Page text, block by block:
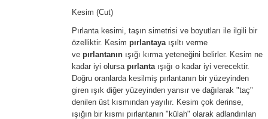
Kesim (Cut)
Pırlanta kesimi, taşın simetrisi ve boyutları ile ilgili bir
özelliktir. Kesim pırlantaya ışıltı verme
ve pırlantanın ışığı kırma yeteneğini belirler. Kesim ne
kadar iyi olursa pırlanta ışığı o kadar iyi verecektir.
Doğru oranlarda kesilmiş pırlantanın bir yüzeyinden
giren ışık diğer yüzeyinden yansır ve dağılarak "taç"
denilen üst kısmından yayılır. Kesim çok derinse,
ışığın bir kısmı pırlantanın "külah" olarak adlandırılan